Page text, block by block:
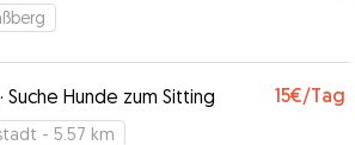
· Suche Hunde zum Sitting 15€/Tag
- 5.57 km